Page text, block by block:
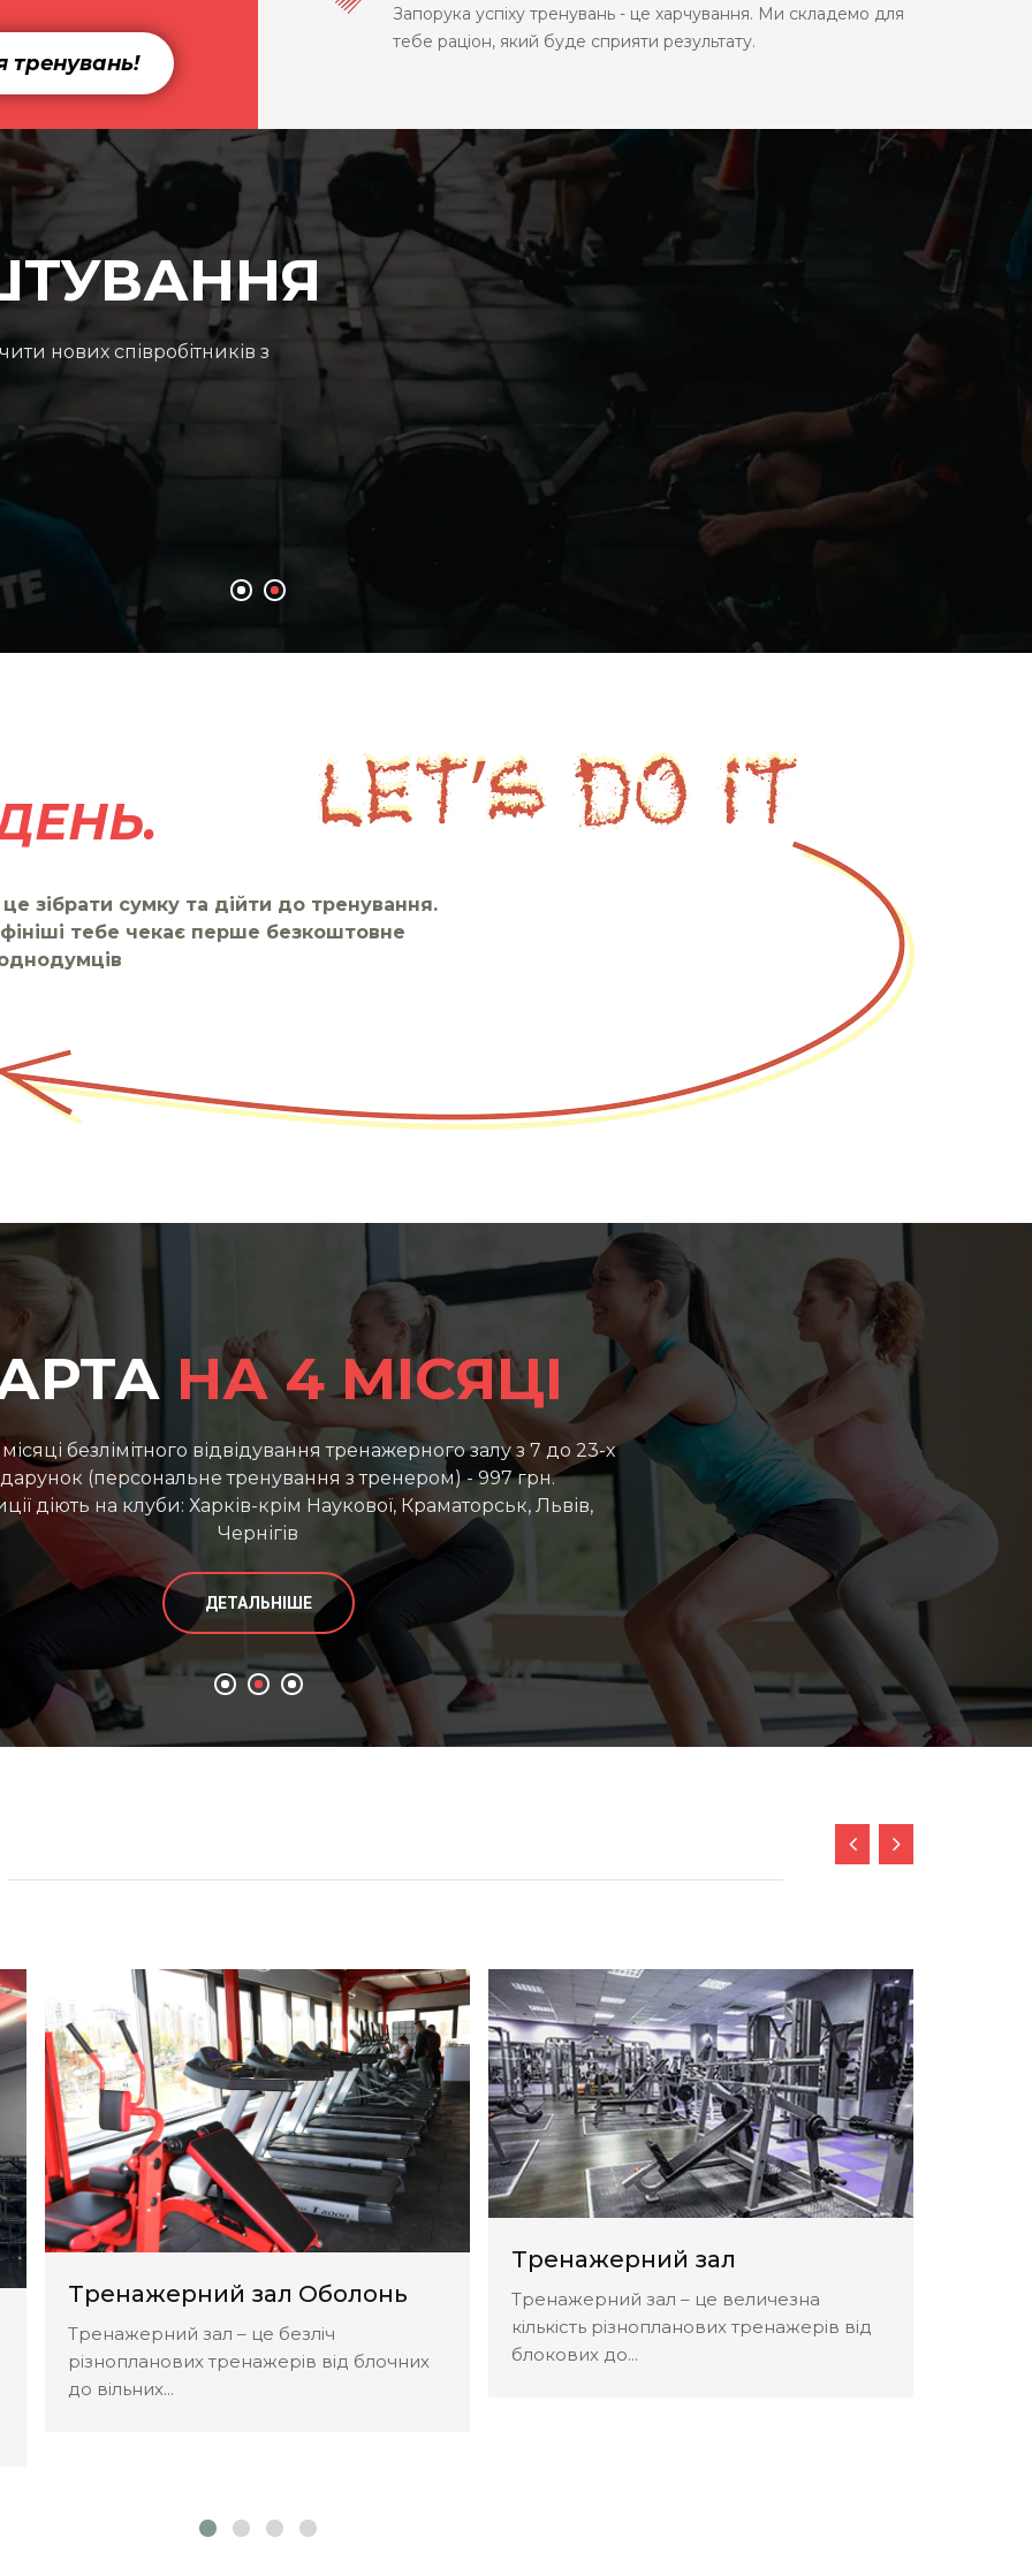
Запорука успіху тренувань - це харчування. Ми складемо для
тебе раціон, який буде сприяти результату.
нових співробітників з
зібрати сумку та дійти до тренування.
тебе чекає перше безкоштовне
НА 4 МІСЯЦІ
безлімітного відвідування тренажерного залу з 7 до 23-х
(персональне тренування з тренером) - 997 грн.
діють на клуби: Харків-крім Наукової, Краматорськ, Львів,
Чернігів
ДЕТАЛЬНІШЕ
Тренажерний зал Оболонь
Тренажерний зал – це безліч
різнопланових тренажерів від блочних
до вільних...
Тренажерний зал
Тренажерний зал – це величезна
кількість різнопланових тренажерів від
блокових до...